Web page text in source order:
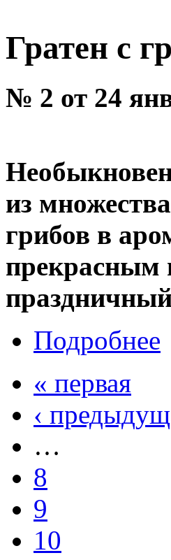
Гратен с
№ 2 от 24
из
грибов в
прекрасным
Подробнее
« первая
‹
…
8
9
10